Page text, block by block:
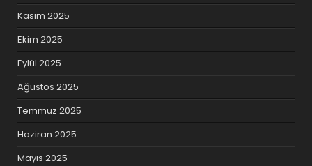
Kasım 2025
Ekim 2025
Eylül 2025
Ağustos 2025
Temmuz 2025
Haziran 2025
Mayıs 2025